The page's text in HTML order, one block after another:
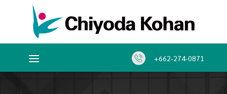
+662-274-0871